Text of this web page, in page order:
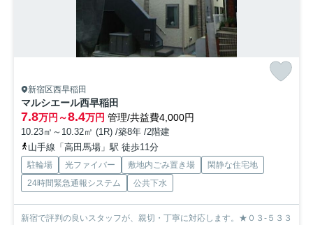
新宿区西早稲田
マルシエール西早稲田
7.8万円～8.4万円 管理/共益費4,000円
10.23㎡～10.32㎡ (1R) /築8年 /2階建
山手線「高田馬場」駅 徒歩11分
駐輪場 光ファイバー 敷地内ごみ置き場
閑静な住宅地
24時間緊急通報システム
公共下水
新宿で評判の良いスタッフが、親切・丁寧に対応します。★０３-５３３